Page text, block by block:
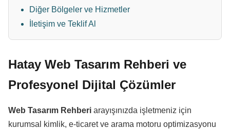
Diğer Bölgeler ve Hizmetler
İletişim ve Teklif Al
Hatay Web Tasarım Rehberi ve
Profesyonel Dijital Çözümler
Web Tasarım Rehberi arayışınızda işletmeniz için
kurumsal kimlik, e-ticaret ve arama motoru optimizasyonu